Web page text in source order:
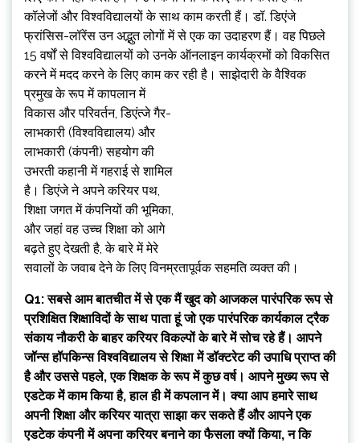
कॉलेजों और विश्वविद्यालयों के साथ काम करती हैं। डॉ. डिएंजे
फ्रांसिस-लॉरेंस उन अद्भुत लोगों में से एक का उदाहरण हैं। वह पिछले
15 वर्षों से विश्वविद्यालयों को उनके ऑनलाइन कार्यक्रमों को विकसित
करने में मदद करने के लिए काम कर रही है। साझेदारी के वैश्विक
प्रमुख के रूप मेंकापलान में
विकास और परिवर्तन, डिएंत्जे गैर-
लाभकारी (विश्वविद्यालय) और
लाभकारी (कंपनी) सहयोग की
उभरती कहानी में गहराई से शामिल
है। डिएंजे ने अपने करियर पथ,
शिक्षा जगत में कंपनियों की भूमिका,
और जहां वह उच्च शिक्षा को आगे
बढ़ते हुए देखती है, के बारे में मेरे
सवालों के जवाब देने के लिए विनम्रतापूर्वक सहमति व्यक्त की।
Q1: सबसे आम बातचीत में से एक मैं खुद को आजकल पारंपरिक रूप से
प्रशिक्षित शिक्षाविदों के साथ पाता हूं जो एक पारंपरिक कार्यकाल ट्रैक
संकाय नौकरी के बाहर करियर विकल्पों के बारे में सोच रहे हैं। आपने
जॉन्स हॉपकिन्स विश्वविद्यालय से शिक्षा में डॉक्टरेट की उपाधि प्राप्त की
है और उससे पहले, एक शिक्षक के रूप में कुछ वर्ष। आपने मुख्य रूप से
एडटेक में काम किया है, हाल ही में कपलान में। क्या आप हमारे साथ
अपनी शिक्षा और करियर यात्रा साझा कर सकते हैं और आपने एक
एडटेक कंपनी में अपना करियर बनाने का फैसला क्यों किया, न कि